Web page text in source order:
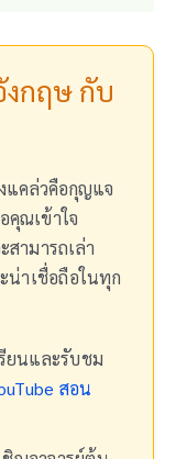
กฤษ กับ
แคล่วคือกุญแจ
คุณเข้าใจ
ามารถเล่า
น่าเชื่อถือในทุก
ยนและรับชม
สอน